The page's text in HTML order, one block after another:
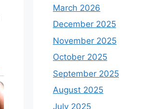
March 2026
December 2025
November 2025
October 2025
September 2025
August 2025
July 2025